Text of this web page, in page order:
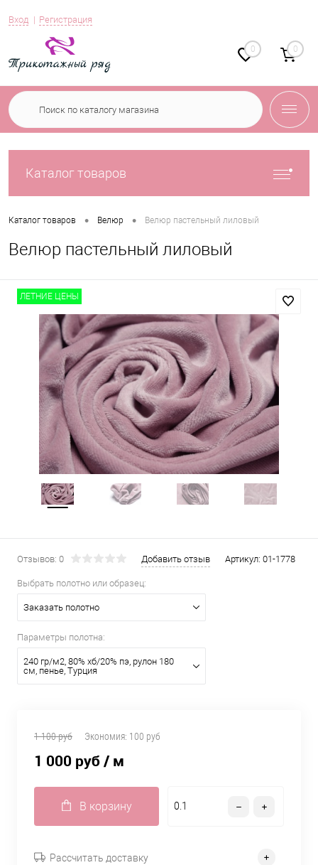
Вход Регистрация
0 0
Каталог товаров
Каталог товаров • Велюр • Велюр пастельный лиловый
Велюр пастельный лиловый
ЛЕТНИЕ ЦЕНЫ
Отзывов: 0 Добавить отзыв Артикул: 01-1778
Выбрать полотно или образец:
Заказать полотно
Параметры полотна:
240 гр/м2, 80% хб/20% пэ, рулон 180
см, пенье, Турция
1 100 руб Экономия: 100 руб
1 000 руб/ м
В корзину
Рассчитать доставку